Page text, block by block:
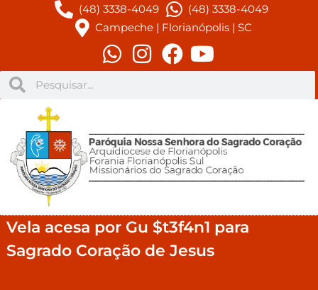
(48) 3338-4049
(48) 3338-4049
Campeche | Florianópolis | SC
Vela acesa por Gu $t3f4n1 para
Sagrado Coração de Jesus